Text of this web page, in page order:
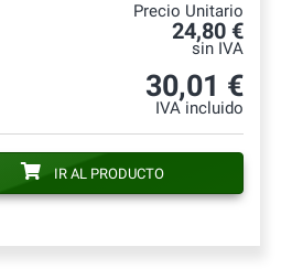
Precio Unitario
24,80 €
sin IVA
30,01 €
IVA incluido
IR AL PRODUCTO